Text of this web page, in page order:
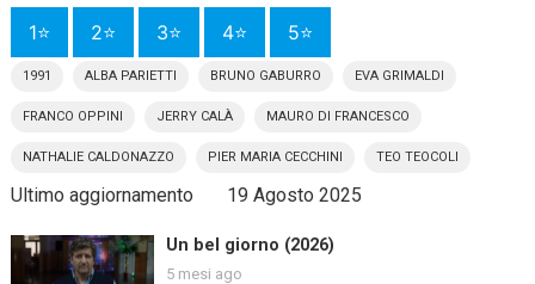
1⭐ 2⭐ 3⭐ 4⭐ 5⭐
1991 ALBA PARIETTI BRUNO GABURRO EVA GRIMALDI
FRANCO OPPINI JERRY CALÀ MAURO DI FRANCESCO
NATHALIE CALDONAZZO PIER MARIA CECCHINI TEO TEOCOLI
Ultimo aggiornamento 19 Agosto 2025
Un bel giorno (2026)
5 mesi ago